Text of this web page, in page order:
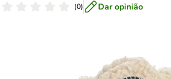
(0) Dar opinião